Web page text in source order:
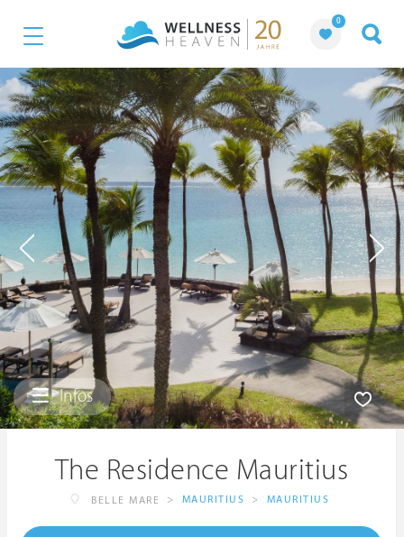
0
Infos
The Residence Mauritius
BELLE MARE > MAURITIUS > MAURITIUS